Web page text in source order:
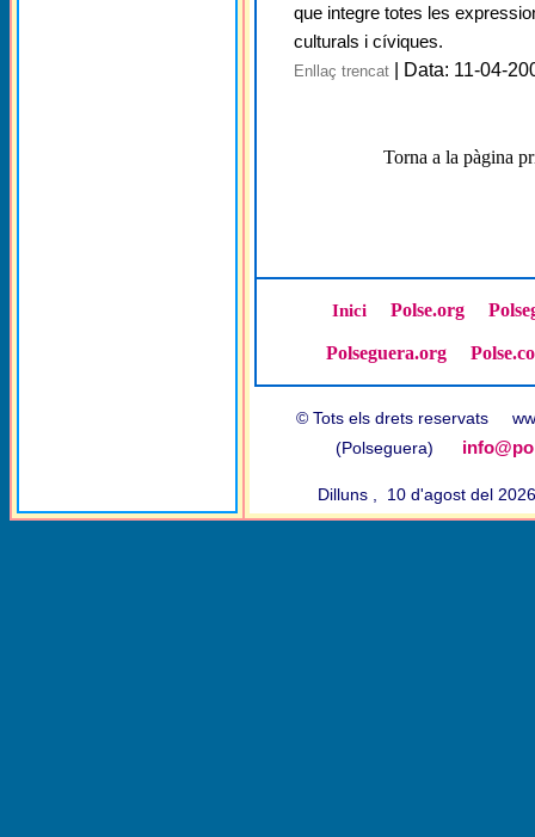
que integre totes les
culturals i cíviques.
Enllaç trencat | Data: 11-04-
Torna a la pàgina
Inici Polse.org
Polseguera.org
© Tots els drets reservats
(Polseguera)
Dilluns , 10 d'agost del